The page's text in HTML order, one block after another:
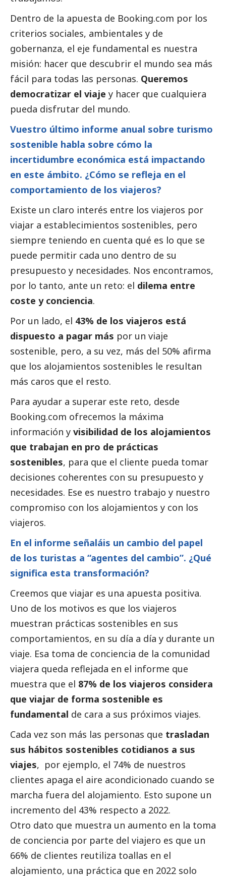
Dentro de la apuesta de Booking.com por los
criterios sociales, ambientales y de
gobernanza, el eje fundamental es nuestra
misión: hacer que descubrir el mundo sea más
fácil para todas las personas. Queremos
democratizar el viaje y hacer que cualquiera
pueda disfrutar del mundo.
Vuestro último informe anual sobre turismo
sostenible habla sobre cómo la
incertidumbre económica está impactando
en este ámbito. ¿Cómo se refleja en el
comportamiento de los viajeros?
Existe un claro interés entre los viajeros por
viajar a establecimientos sostenibles, pero
siempre teniendo en cuenta qué es lo que se
puede permitir cada uno dentro de su
presupuesto y necesidades. Nos encontramos,
por lo tanto, ante un reto: el dilema entre
coste y conciencia.
Por un lado, el 43% de los viajeros está
dispuesto a pagar más por un viaje
sostenible, pero, a su vez, más del 50% afirma
que los alojamientos sostenibles le resultan
más caros que el resto.
Para ayudar a superar este reto, desde
Booking.com ofrecemos la máxima
información y visibilidad de los alojamientos
que trabajan en pro de prácticas
sostenibles, para que el cliente pueda tomar
decisiones coherentes con su presupuesto y
necesidades. Ese es nuestro trabajo y nuestro
compromiso con los alojamientos y con los
viajeros.
En el informe señaláis un cambio del papel
de los turistas a “agentes del cambio”. ¿Qué
significa esta transformación?
Creemos que viajar es una apuesta positiva.
Uno de los motivos es que los viajeros
muestran prácticas sostenibles en sus
comportamientos, en su día a día y durante un
viaje. Esa toma de conciencia de la comunidad
viajera queda reflejada en el informe que
muestra que el 87% de los viajeros considera
que viajar de forma sostenible es
fundamental de cara a sus próximos viajes.
Cada vez son más las personas que trasladan
sus hábitos sostenibles cotidianos a sus
viajes, por ejemplo, el 74% de nuestros
clientes apaga el aire acondicionado cuando se
marcha fuera del alojamiento. Esto supone un
incremento del 43% respecto a 2022.
Otro dato que muestra un aumento en la toma
de conciencia por parte del viajero es que un
66% de clientes reutiliza toallas en el
alojamiento, una práctica que en 2022 solo